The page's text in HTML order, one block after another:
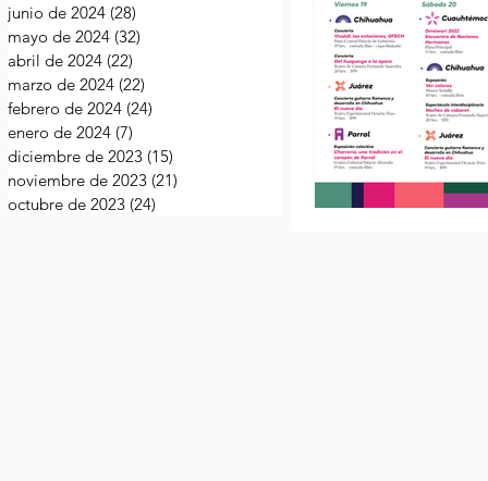
junio de 2024 (28)
mayo de 2024 (32)
abril de 2024 (22)
marzo de 2024 (22)
febrero de 2024 (24)
enero de 2024 (7)
diciembre de 2023 (15)
noviembre de 2023 (21)
octubre de 2023 (24)